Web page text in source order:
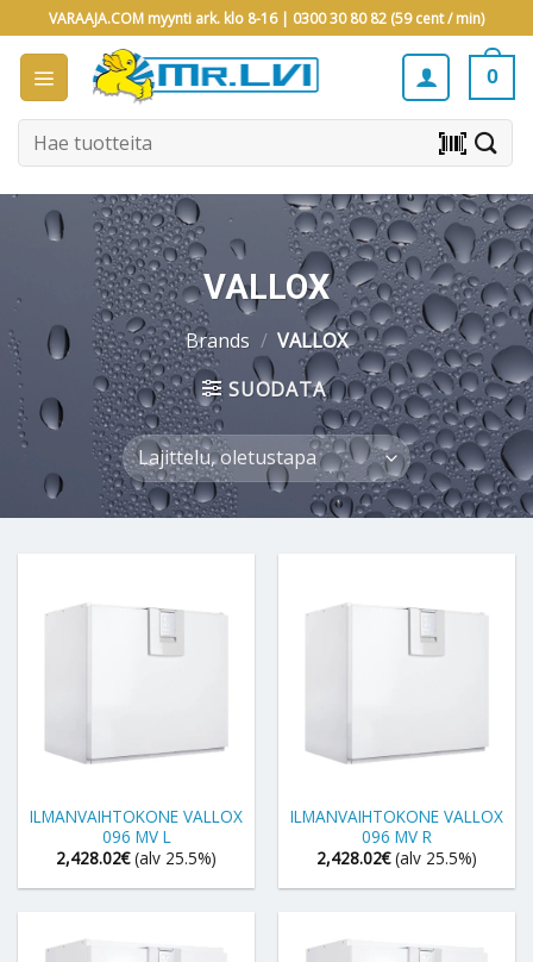
to
content
VARAAJA.COM myynti ark. klo 8-16 | 0300 30 80 82 (59 cent / min)
0
Etsi: barcode_scanner
VALLOX
Brands / VALLOX
SUODATA
ILMANVAIHTOKONE VALLOX
096 MV L
2,428.02€ (alv 25.5%)
ILMANVAIHTOKONE VALLOX
096 MV R
2,428.02€ (alv 25.5%)